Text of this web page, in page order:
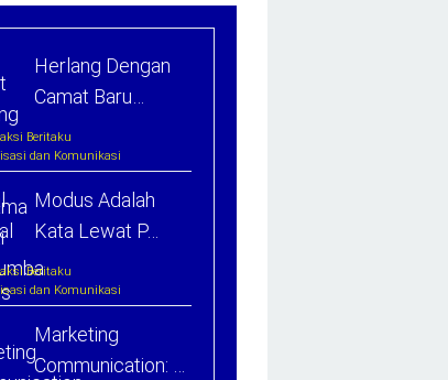
Herlang Dengan
Camat Baru…
Beritaku
dan Komunikasi
Modus Adalah
Kata Lewat P…
Beritaku
dan Komunikasi
Marketing
Communication: …